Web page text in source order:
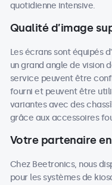
quotidienne intensive.
Qualité d’image
Les écrans sont équipés
un grand angle de vision
service peuvent être
fourni et peuvent être
variantes avec des
grâce aux accessoires
Votre partenaire
Chez Beetronics, nous
pour les systèmes de